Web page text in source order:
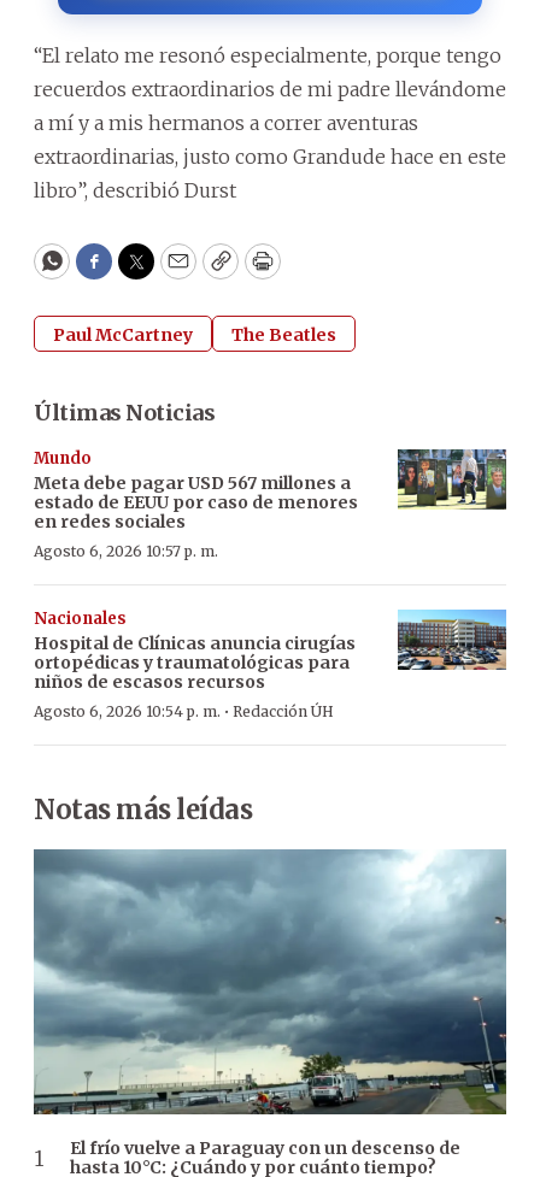
“El relato me resonó especialmente, porque tengo
recuerdos extraordinarios de mi padre llevándome
a mí y a mis hermanos a correr aventuras
extraordinarias, justo como Grandude hace en este
libro”, describió Durst
WhatsApp
Facebook
Twitter
EmailCopyPrint
Paul McCartney The Beatles
Últimas Noticias
Mundo
Meta debe pagar USD 567 millones a
estado de EEUU por caso de menores
en redes sociales
Agosto 6, 2026 10:57 p. m.
Nacionales
Hospital de Clínicas anuncia cirugías
ortopédicas y traumatológicas para
niños de escasos recursos
Agosto 6, 2026 10:54 p. m. · Redacción ÚH
Notas más leídas
El frío vuelve a Paraguay con un descenso de
hasta 10°C: ¿Cuándo y por cuánto tiempo?